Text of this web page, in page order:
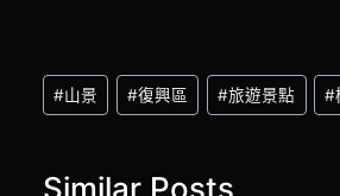
Post
Tags:
#山景 #復興區 #旅遊景點 #